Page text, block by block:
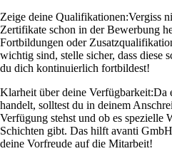
Zeige deine Qualifikationen:Vergiss
Zertifikate schon in der Bewerbung
Fortbildungen oder
wichtig sind, stelle sicher, dass diese
du dich kontinuierlich fortbildest!
Klarheit über deine Verfügbarkeit:Da
handelt, solltest du in deinem
Verfügung stehst und ob es spezielle
Schichten gibt. Das hilft avanti
deine Vorfreude auf die Mitarbeit!